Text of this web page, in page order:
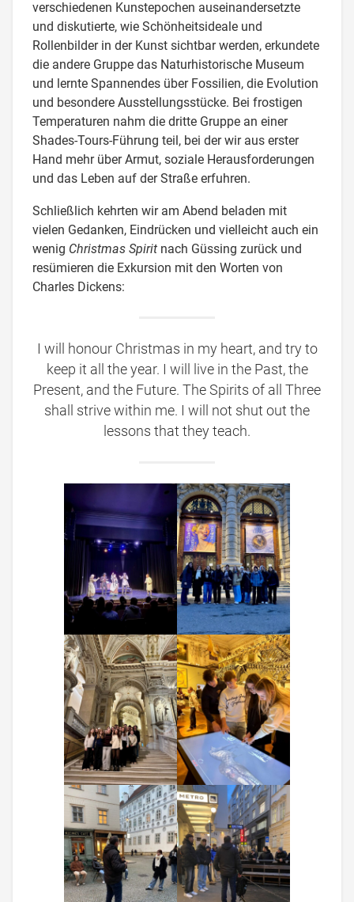
verschiedenen Kunstepochen auseinandersetzte
und diskutierte, wie Schönheitsideale und
Rollenbilder in der Kunst sichtbar werden, erkundete
die andere Gruppe das Naturhistorische Museum
und lernte Spannendes über Fossilien, die Evolution
und besondere Ausstellungsstücke. Bei frostigen
Temperaturen nahm die dritte Gruppe an einer
Shades-Tours-Führung teil, bei der wir aus erster
Hand mehr über Armut, soziale Herausforderungen
und das Leben auf der Straße erfuhren.
Schließlich kehrten wir am Abend beladen mit
vielen Gedanken, Eindrücken und vielleicht auch ein
wenig Christmas Spirit nach Güssing zurück und
resümieren die Exkursion mit den Worten von
Charles Dickens:
I will honour Christmas in my heart, and try to
keep it all the year. I will live in the Past, the
Present, and the Future. The Spirits of all Three
shall strive within me. I will not shut out the
lessons that they teach.